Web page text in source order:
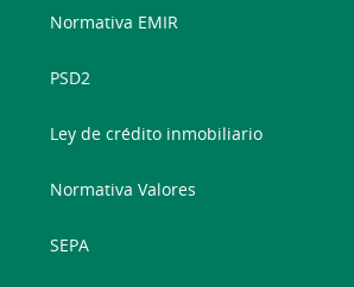
Normativa EMIR
PSD2
Ley de crédito inmobiliario
Normativa Valores
SEPA